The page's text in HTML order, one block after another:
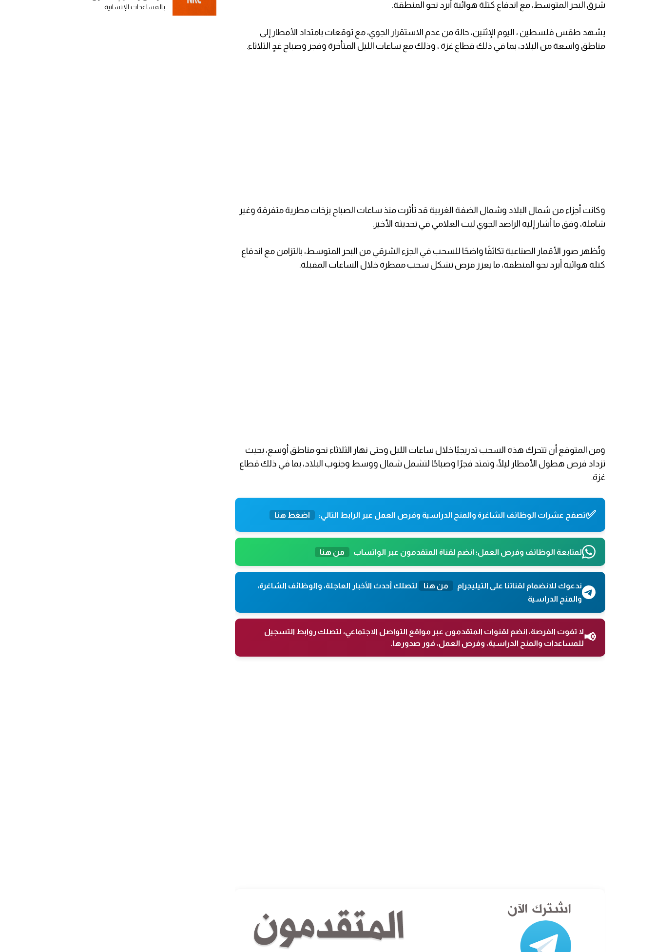
شرق البحر المتوسط، مع اندفاع كتلة هوائية أبرد نحو المنطقة.
يشهد طقس فلسطين ، اليوم الإثنين، حالة من عدم الاستقرار الجوي، مع توقعات بامتداد الأمطار إلى
مناطق واسعة من البلاد، بما في ذلك قطاع غزة ، وذلك مع ساعات الليل المتأخرة وفجر وصباح غدٍ الثلاثاء.
وكانت أجزاء من شمال البلاد وشمال الضفة الغربية قد تأثرت منذ ساعات الصباح بزخات مطرية متفرقة وغير
شاملة، وفق ما أشار إليه الراصد الجوي ليث العلامي في تحديثه الأخير.
وتُظهر صور الأقمار الصناعية تكاثفًا واضحًا للسحب في الجزء الشرقي من البحر المتوسط، بالتزامن مع اندفاع
كتلة هوائية أبرد نحو المنطقة، ما يعزز فرص تشكل سحب ممطرة خلال الساعات المقبلة.
ومن المتوقع أن تتحرك هذه السحب تدريجيًا خلال ساعات الليل وحتى نهار الثلاثاء نحو مناطق أوسع، بحيث
تزداد فرص هطول الأمطار ليلًا، وتمتد فجرًا وصباحًا لتشمل شمال ووسط وجنوب البلاد، بما في ذلك قطاع
غزة.
✅تصفح عشرات الوظائف الشاغرة والمنح الدراسية وفرص العمل عبر الرابط التالي: اضغط هنا
لمتابعة الوظائف وفرص العمل؛ انضم لقناة المتقدمون عبر الواتساب من هنا
ندعوك للانضمام لقناتنا على التيليجرام من هنا
لتصلك أحدث الأخبار العاجلة، والوظائف الشاغرة،
والمنح الدراسية
📢لا تفوت الفرصة، انضم لقنوات المتقدمون عبر مواقع التواصل الاجتماعي، لتصلك روابط التسجيل
للمساعدات والمنح الدراسية، وفرص العمل، فور صدورها.
بالمساعدات الإنسانية